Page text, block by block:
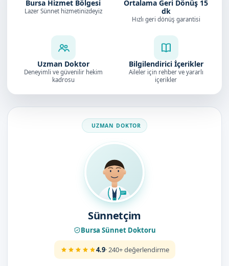
Bursa Hizmet Bölgesi
Lazer Sünnet hizmetinizdeyiz
Ortalama Geri Dönüş 15
dk
Hızlı geri dönüş garantisi
Uzman Doktor
Deneyimli ve güvenilir hekim
kadrosu
Bilgilendirici İçerikler
Aileler için rehber ve yararlı
içerikler
Doktorumuz
Sünnetçim
Bursa Sünnet Doktoru
4.9· 240+ değerlendirme